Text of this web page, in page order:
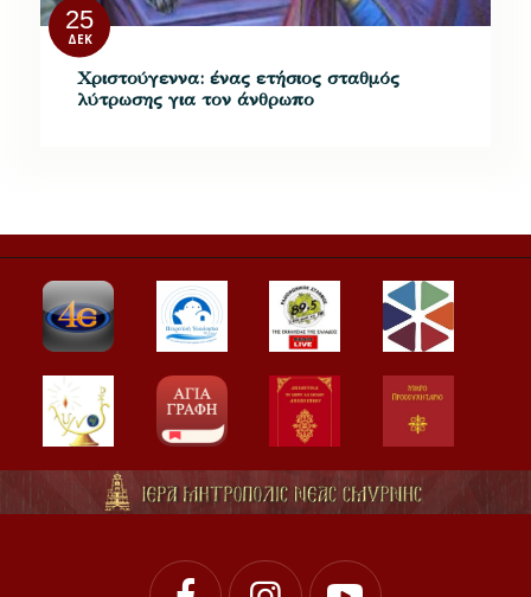
25
ΔΕΚ
Χριστούγεννα: ένας ετήσιος σταθμός
λύτρωσης για τον άνθρωπο